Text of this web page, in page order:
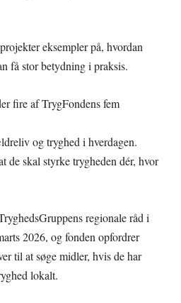
eksempler på, hvordan
få stor betydning i praksis.
fire af TrygFondens fem
og tryghed i hverdagen.
de skal styrke trygheden dér, hvor
regionale råd i
2026, og fonden opfordrer
til at søge midler, hvis de har
lokalt.